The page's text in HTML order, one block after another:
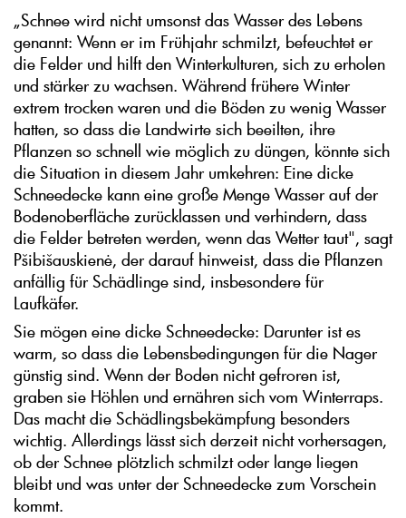
„Schnee wird nicht umsonst das Wasser des Lebens
genannt: Wenn er im Frühjahr schmilzt, befeuchtet er
die Felder und hilft den Winterkulturen, sich zu erholen
und stärker zu wachsen. Während frühere Winter
extrem trocken waren und die Böden zu wenig Wasser
hatten, so dass die Landwirte sich beeilten, ihre
Pflanzen so schnell wie möglich zu düngen, könnte sich
die Situation in diesem Jahr umkehren: Eine dicke
Schneedecke kann eine große Menge Wasser auf der
Bodenoberfläche zurücklassen und verhindern, dass
die Felder betreten werden, wenn das Wetter taut", sagt
Pšibišauskienė, der darauf hinweist, dass die Pflanzen
anfällig für Schädlinge sind, insbesondere für
Laufkäfer.
Sie mögen eine dicke Schneedecke: Darunter ist es
warm, so dass die Lebensbedingungen für die Nager
günstig sind. Wenn der Boden nicht gefroren ist,
graben sie Höhlen und ernähren sich vom Winterraps.
Das macht die Schädlingsbekämpfung besonders
wichtig. Allerdings lässt sich derzeit nicht vorhersagen,
ob der Schnee plötzlich schmilzt oder lange liegen
bleibt und was unter der Schneedecke zum Vorschein
kommt.